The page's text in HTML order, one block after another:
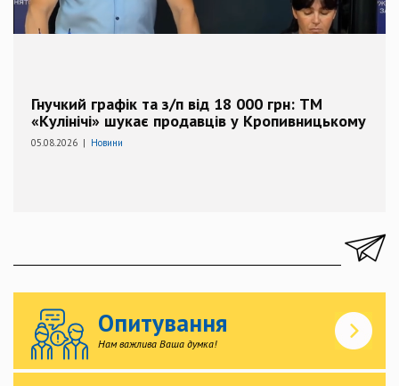
Гнучкий графік та з/п від 18 000 грн: ТМ
«Кулінічі» шукає продавців у Кропивницькому
05.08.2026 | Новини
Опитування
Нам важлива Ваша думка!